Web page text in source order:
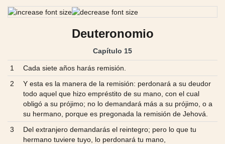
Deuteronomio
Capítulo 15
1
Cada siete años harás remisión.
2
Y esta es la manera de la remisión: perdonará a su deudor
todo aquel que hizo empréstito de su mano, con el cual
obligó a su prójimo; no lo demandará más a su prójimo, o a
su hermano, porque es pregonada la remisión de Jehová.
3
Del extranjero demandarás el reintegro; pero lo que tu
hermano tuviere tuyo, lo perdonará tu mano,